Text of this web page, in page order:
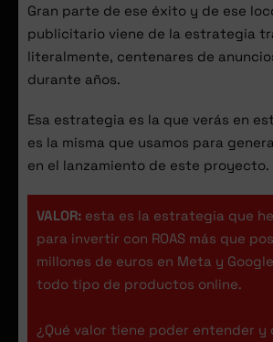
Gran parte de ese éxito y de ese
publicitario viene de la estrategia
literalmente, centenares de
durante años.
Esa estrategia es la que verás en
es la misma que usamos para
en el lanzamiento de este proyecto.
VALOR: esta es la estrategia que
para invertir con ROAS más que
millones de euros en Meta y
todo tipo de productos online.
¿Qué valor tiene poder entender y